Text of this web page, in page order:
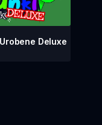
Deluxe